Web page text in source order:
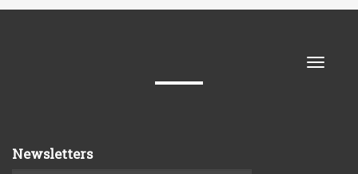
Toggle
Newsletters